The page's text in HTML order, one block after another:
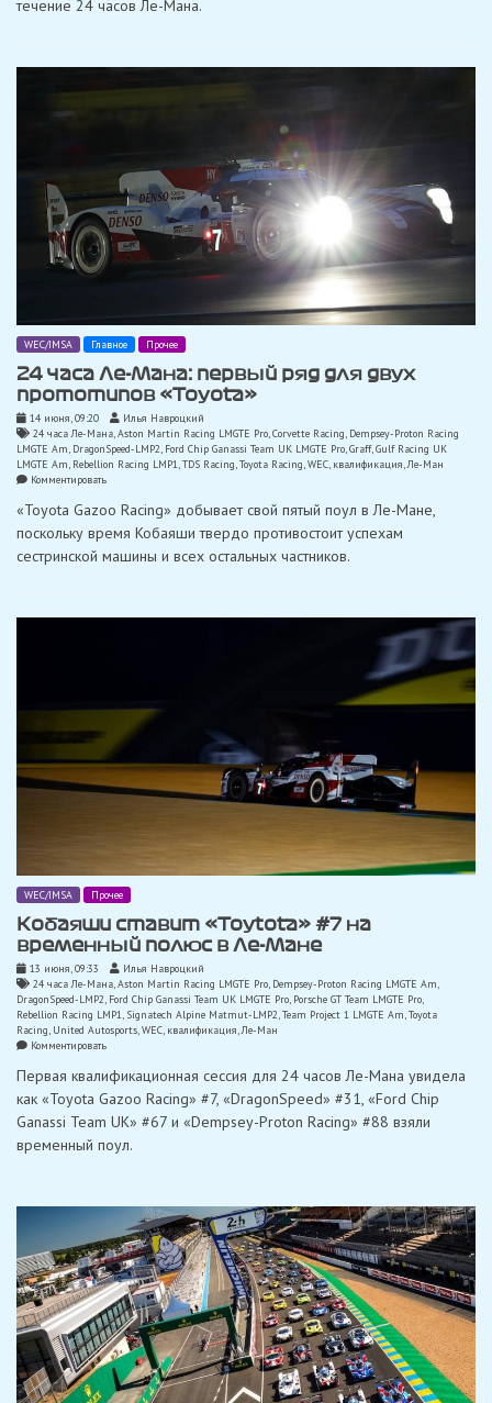
часах
течение 24 часов Ле-Мана.
WEC/IMSA Главное Прочее
24 часа Ле-Мана: первый ряд для двух
прототипов «Toyota»
14 июня, 09:20
Илья Навроцкий
24 часа Ле-Мана,Aston Martin Racing LMGTE Pro,Corvette Racing, Dempsey-Proton Racing
LMGTE Am, DragonSpeed-LMP2, Ford Chip Ganassi Team UK LMGTE Pro,Graff,Gulf Racing UK
LMGTE Am, Rebellion Racing LMP1,TDS Racing,Toyota Racing,WEC, квалификация,Ле-Ман
Комментироватьon
часа
Мана:
первый
прототипов
«Toyota Gazoo Racing» добывает свой пятый поул в Ле-Мане,
поскольку время Кобаяши твердо противостоит успехам
сестринской машины и всех остальных частников.
WEC/IMSA Прочее
Кобаяши ставит «Toytota» #7 на
временный полюс в Ле-Мане
13 июня, 09:33
Илья Навроцкий
24 часа Ле-Мана,Aston Martin Racing LMGTE Pro, Dempsey-Proton Racing LMGTE Am
DragonSpeed-LMP2, Ford Chip Ganassi Team UK LMGTE Pro, Porsche GT Team LMGTE Pro
Rebellion Racing LMP1, Signatech Alpine Matmut-LMP2,Team Project 1 LMGTE Am,Toyota
Racing, United Autosports,WEC, квалификация,Ле-Ман
Комментироватьon
ставит
«Toytota»
#7
на
полюс
Первая квалификационная сессия для 24 часов Ле-Мана увидела
как «Toyota Gazoo Racing» #7, «DragonSpeed» #31, «Ford Chip
Ganassi Team UK» #67 и «Dempsey-Proton Racing» #88 взяли
временный поул.